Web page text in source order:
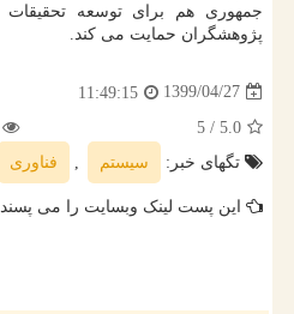
جمهوری هم برای توسعه
پژوهشگران حمایت می کند.
1399/04/27
11:49:15
5.0
/ 5
تگهای خبر:
سیستم , فناوری
این پست لینک وبسایت را می